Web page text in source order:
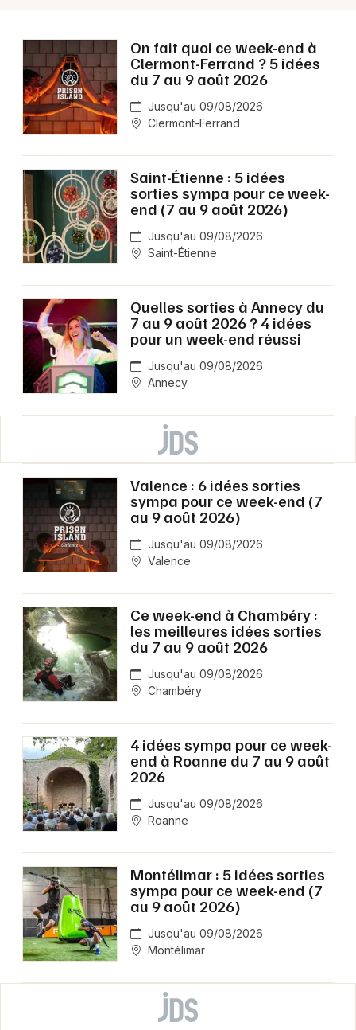
On fait quoi ce week-end à
Clermont-Ferrand ? 5 idées
du 7 au 9 août 2026
Jusqu'au 09/08/2026
Clermont-Ferrand
Saint-Étienne : 5 idées
sorties sympa pour ce week-
end (7 au 9 août 2026)
Jusqu'au 09/08/2026
Saint-Étienne
Quelles sorties à Annecy du
7 au 9 août 2026 ? 4 idées
pour un week-end réussi
Jusqu'au 09/08/2026
Annecy
Valence : 6 idées sorties
sympa pour ce week-end (7
au 9 août 2026)
Jusqu'au 09/08/2026
Valence
Ce week-end à Chambéry :
les meilleures idées sorties
du 7 au 9 août 2026
Jusqu'au 09/08/2026
Chambéry
4 idées sympa pour ce week-
end à Roanne du 7 au 9 août
2026
Jusqu'au 09/08/2026
Roanne
Montélimar : 5 idées sorties
sympa pour ce week-end (7
au 9 août 2026)
Jusqu'au 09/08/2026
Montélimar